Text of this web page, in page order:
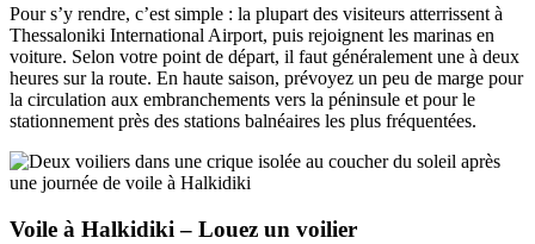
Pour s’y rendre, c’est simple : la plupart des visiteurs atterrissent à
Thessaloniki International Airport, puis rejoignent les marinas en
voiture. Selon votre point de départ, il faut généralement une à deux
heures sur la route. En haute saison, prévoyez un peu de marge pour
la circulation aux embranchements vers la péninsule et pour le
stationnement près des stations balnéaires les plus fréquentées.
Voile à Halkidiki – Louez un voilier